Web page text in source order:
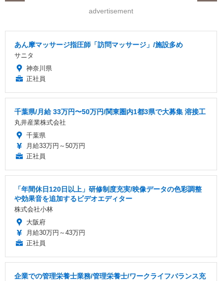
advertisement
あん摩マッサージ指圧師「訪問マッサージ」/施設多め
サニタ
神奈川県
正社員
千葉県/月給 33万円〜50万円/関東圏内1都3県で大募集 溶接工
丸井産業株式会社
千葉県
月給33万円～50万円
正社員
「年間休日120日以上」研修制度充実/映像データの色彩調整
や効果音を追加するビデオエディター
株式会社小林
大阪府
月給30万円～43万円
正社員
企業での管理栄養士業務/管理栄養士/ワークライフバランス充